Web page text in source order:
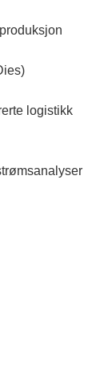
logistikk